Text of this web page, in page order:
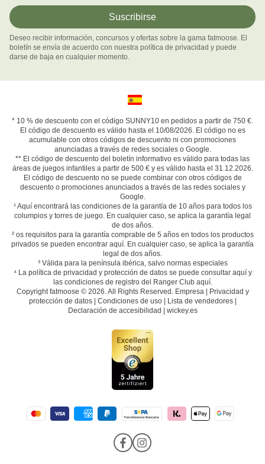
Devoluciones & Cambios
Declaración de garantía
Términos de revocación
Desistir del contrato
Suscribirse
Deseo recibir información, concursos y ofertas sobre la gama fatmoose. El
boletín se envía de acuerdo con nuestra política de privacidad y puede
darse de baja en cualquier momento.
* 10 % de descuento con el código SUNNY10 en pedidos a partir de 750 €.
El código de descuento es válido hasta el 10/08/2026. El código no es
acumulable con otros códigos de descuento ni con promociones
anunciadas a través de redes sociales o Google.
** El código de descuento del boletín informativo es válido para todas las
áreas de juegos infantiles a partir de 500 € y es válido hasta el 31.12.2026.
El código de descuento no se puede combinar con otros códigos de
descuento o promociones anunciados a través de las redes sociales y
Google.
¹Aquíencontrará las condiciones de la garantía de 10 años para todos los
columpios y torres de juego. En cualquier caso, se aplica la garantía legal
de dos años.
² os requisitos para la garantía comprable de 5 años en todos los productos
privados se pueden encontrar aquí. En cualquier caso, se aplica la garantía
legal de dos años.
³ Válida para la península ibérica, salvo normas especiales
⁴ La política de privacidad y protección de datos se puede consultar aquíy
las condiciones de registro del Ranger Club aquí.
Copyright fatmoose © 2026. All Rights Reserved. Empresa|
Privacidad y
protección de datos| Condiciones de uso| Lista de vendedores|
Declaración de accesibilidad
wickey.es